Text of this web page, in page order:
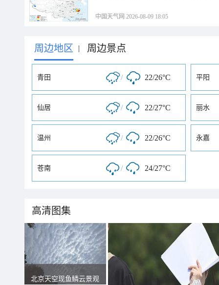
中国天气网 2026-08-09 18:05
周边地区 | 周边景点
青田 / 22/26°C 平阳
仙居 / 22/27°C 丽水
温州 / 22/26°C 永嘉
苍南 / 24/27°C
高清图集
北京天空现鱼鳞云景观